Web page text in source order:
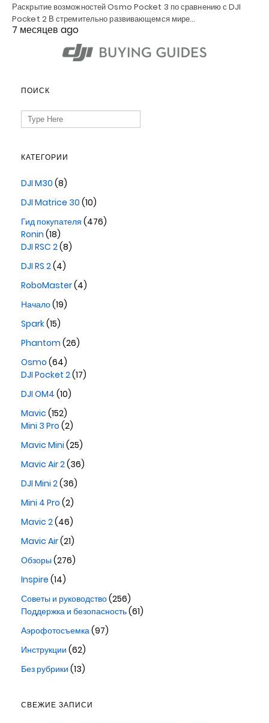
Раскрытие возможностей Osmo Pocket 3 по сравнению с DJI
Pocket 2 В стремительно развивающемся мире…
7 месяцев ago
ПОИСК
Search
for:
КАТЕГОРИИ
DJI M30 (8)
DJI Matrice 30 (10)
Гид покупателя (476)
Ronin (18)
DJI RSC 2(8)
DJI RS 2(4)
RoboMaster(4)
Начало(19)
Spark(15)
Phantom (26)
Osmo (64)
DJI Pocket 2(17)
DJI OM4 (10)
Mavic (152)
Mini 3 Pro (2)
Mavic Mini (25)
Mavic Air 2(36)
DJI Mini 2(36)
Mini 4 Pro (2)
Mavic 2(46)
Mavic Air(21)
Обзоры(276)
Inspire (14)
Советы и руководство(256)
Поддержка и безопасность(61)
Аэрофотосъемка(97)
Инструкции (62)
Без рубрики (13)
СВЕЖИЕ ЗАПИСИ